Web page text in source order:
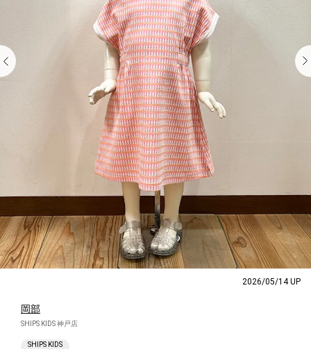
2026/05/14 UP
岡部
SHIPS KIDS 神戸店
SHIPS KIDS